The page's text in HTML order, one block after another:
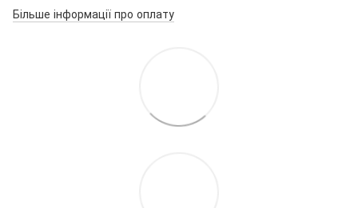
Більше інформації про оплату